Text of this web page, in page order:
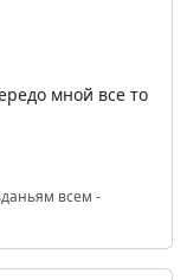
мной все то
всем -